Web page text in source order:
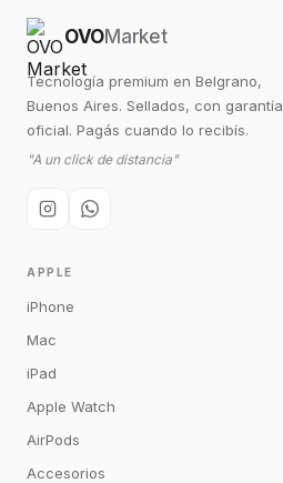
OVOMarket
Tecnología premium en Belgrano,
Buenos Aires. Sellados, con garantía
oficial. Pagás cuando lo recibís.
"A un click de distancia"
APPLE
iPhone
Mac
iPad
Apple Watch
AirPods
Accesorios